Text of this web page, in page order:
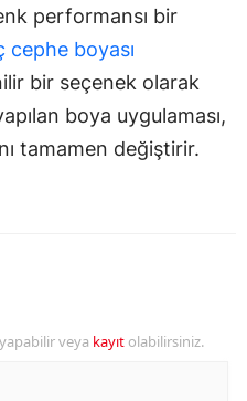
performansı bir
cephe boyası
bir seçenek olarak
boya uygulaması,
tamamen değiştirir.
yapabilir veya kayıt olabilirsiniz.